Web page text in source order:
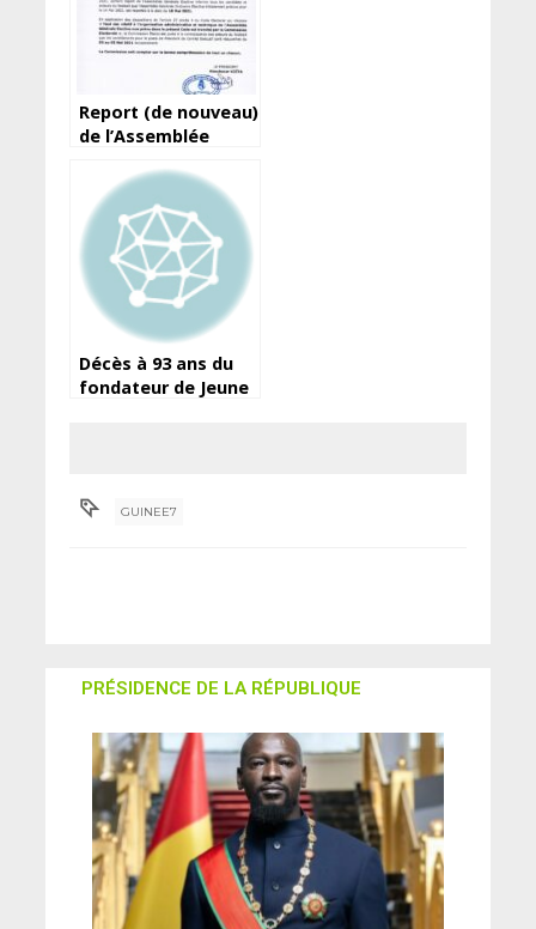
Report (de nouveau)
de l’Assemblée
Féguifoot
Décès à 93 ans du
fondateur de Jeune
GUINEE7
PRÉSIDENCE DE LA RÉPUBLIQUE